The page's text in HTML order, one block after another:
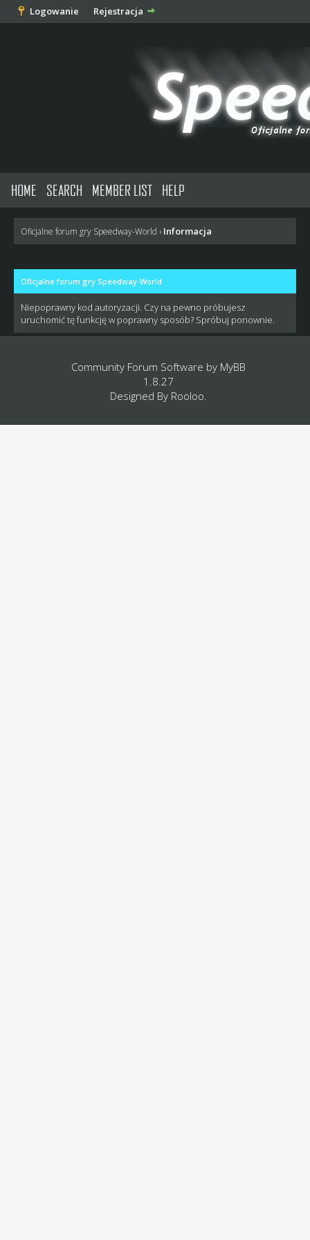
Logowanie Rejestracja
HOME SEARCH MEMBER LIST HELP
Oficjalne forum gry Speedway-World › Informacja
Oficjalne forum gry Speedway-World
Niepoprawny kod autoryzacji. Czy na pewno próbujesz
uruchomić tę funkcję w poprawny sposób? Spróbuj ponownie.
Community Forum Software by MyBB
1.8.27
Designed By Rooloo.